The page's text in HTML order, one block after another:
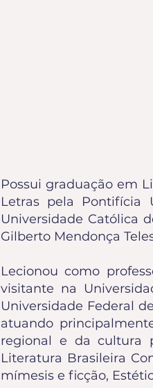
Possui graduação em
Letras pela Pontifícia
Universidade Católica
Gilberto Mendonça
Lecionou como
visitante na
Universidade Federal
atuando
regional e da cultura
Literatura Brasileira
mímesis e ficção,